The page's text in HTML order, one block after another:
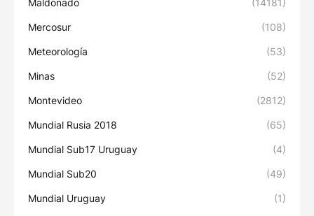
Maldonado (14181)
Mercosur (108)
Meteorología (53)
Minas (52)
Montevideo (2812)
Mundial Rusia 2018 (65)
Mundial Sub17 Uruguay (4)
Mundial Sub20 (49)
Mundial Uruguay (1)